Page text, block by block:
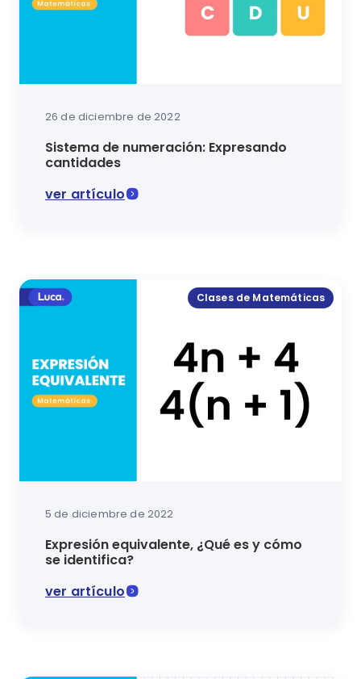
26 de diciembre de 2022
Sistema de numeración: Expresando
cantidades
ver artículo
Clases de Matemáticas
5 de diciembre de 2022
Expresión equivalente, ¿Qué es y cómo
se identifica?
ver artículo